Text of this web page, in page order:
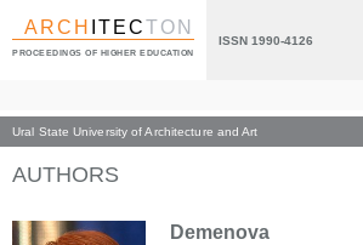
ARCH ITECTON
PROCEEDINGS OF HIGHER EDUCATION
ISSN 1990-4126
Ural State University of Architecture and Art
Index page
AUTHORS
Demenova